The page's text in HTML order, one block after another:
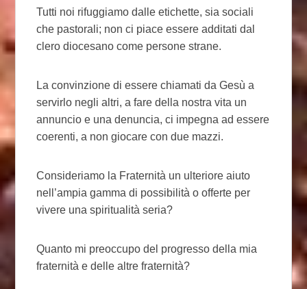
Tutti noi rifuggiamo dalle etichette, sia sociali
che pastorali; non ci piace essere additati dal
clero diocesano come persone strane.
La convinzione di essere chiamati da Gesù a
servirlo negli altri, a fare della nostra vita un
annuncio e una denuncia, ci impegna ad essere
coerenti, a non giocare con due mazzi.
Consideriamo la Fraternità un ulteriore aiuto
nell’ampia gamma di possibilità o offerte per
vivere una spiritualità seria?
Quanto mi preoccupo del progresso della mia
fraternità e delle altre fraternità?